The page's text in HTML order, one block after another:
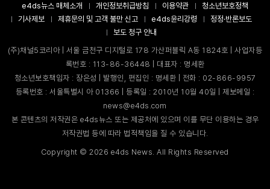
e4ds뉴스 매체소개 개인정보취급방침 이용약관
청소년보호정책
기사제보
제휴문의 및 고객 불만 신고 e4ds윤리강령
정정·반론보도
보도 청구 안내
(주)채널5코리아 | 서울 금천구 디지털로 178 가산퍼블릭 A동 1824호 | 사업자등
록번호 : 113-86-36448 | 대표자 : 명세환
청소년보호책임자 : 장은성 | 발행인, 편집인 : 명세환 | 전화 : 02-866-9957
등록번호 : 서울특별시 아 01366 | 등록일 : 2010년 10월 40일 | 제보메일 :
news@e4ds.com
본 콘텐츠의 저작권은 e4ds뉴스 또는 제공처에 있으며 이를 무단 이용하는 경우
저작권법 등에 따라 법적책임을 질 수 있습니다.
Copyright ©2026 e4ds News. All Rights Reserved